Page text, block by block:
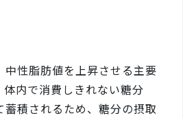
性脂肪値を上昇させる主要
内で消費しきれない糖分
蓄積されるため、糖分の摂取